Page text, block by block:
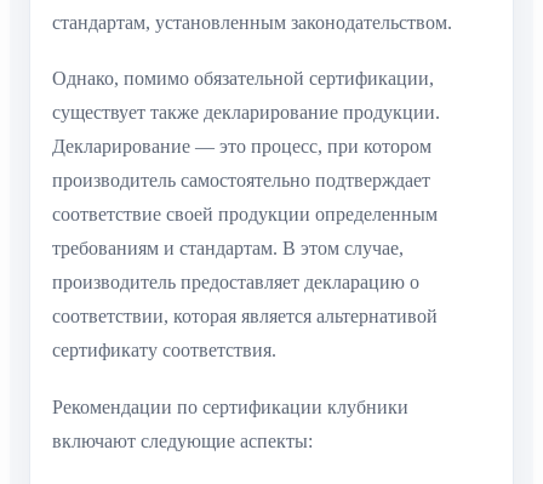
стандартам, установленным законодательством.
Однако, помимо обязательной сертификации,
существует также декларирование продукции.
Декларирование — это процесс, при котором
производитель самостоятельно подтверждает
соответствие своей продукции определенным
требованиям и стандартам. В этом случае,
производитель предоставляет декларацию о
соответствии, которая является альтернативой
сертификату соответствия.
Рекомендации по сертификации клубники
включают следующие аспекты: